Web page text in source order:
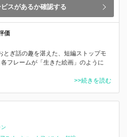
スがあるか確認する
価
とぎ話の趣を湛えた、短編ストップモ
フレームが「生きた絵画」のように
>>続きを読む
ン